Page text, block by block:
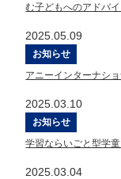
む子どもへのアドバ
2025.05.09
お知らせ
アニーインターナシ
2025.03.10
お知らせ
学習ならいごと型学
2025.03.04